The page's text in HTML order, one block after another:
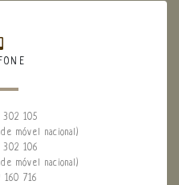
302 105
móvel nacional)
302 106
móvel nacional)
160 716